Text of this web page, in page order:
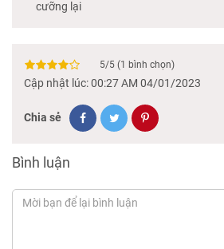
cưỡng lại
5/5 (1 bình chọn)
Cập nhật lúc: 00:27 AM 04/01/2023
Chia sẻ
Bình luận